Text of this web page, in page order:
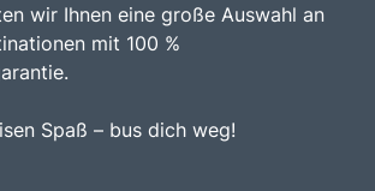
wir Ihnen eine große Auswahl an
mit 100 %
Spaß – bus dich weg!